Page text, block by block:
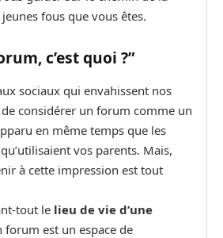
fous que vous êtes.
c’est quoi ?”
sociaux qui envahissent nos
considérer un forum comme un
en même temps que les
vos parents. Mais,
à cette impression est tout
tout le lieu de vie d’une
forum est un espace de